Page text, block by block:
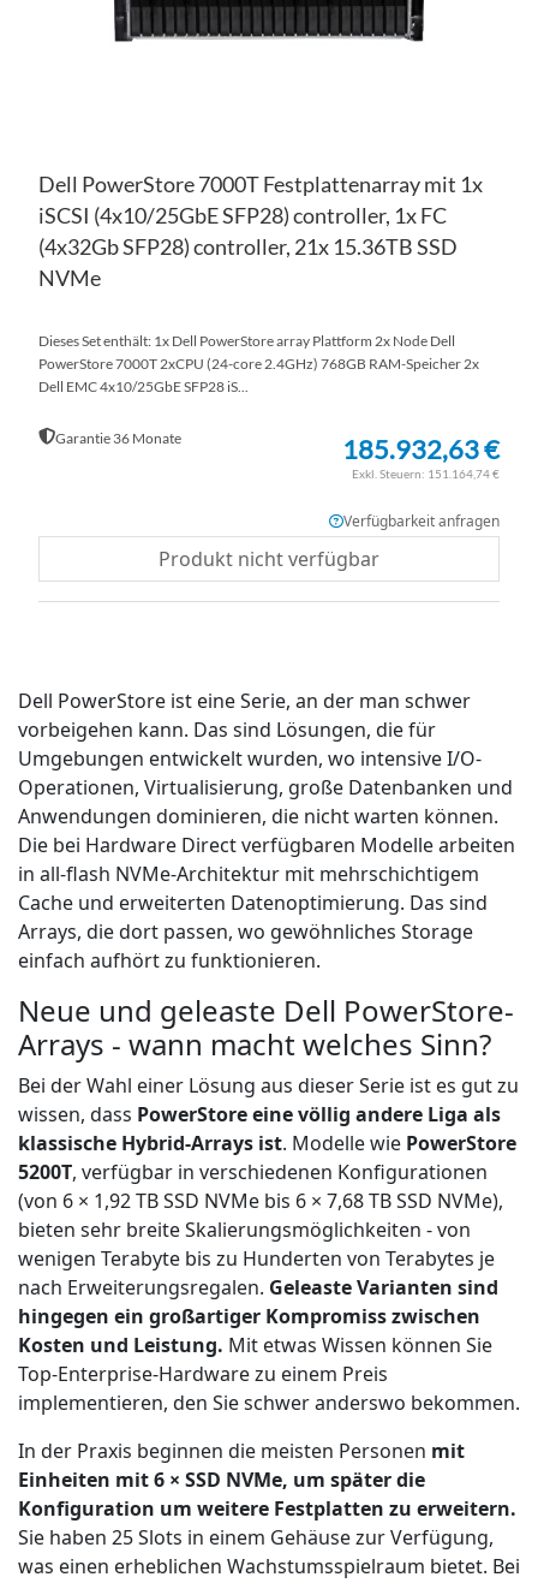
Dell PowerStore 7000T Festplattenarray mit 1x
iSCSI (4x10/25GbE SFP28) controller, 1x FC
(4x32Gb SFP28) controller, 21x 15.36TB SSD
NVMe
Dieses Set enthält: 1x Dell PowerStore array Plattform 2x Node Dell
PowerStore 7000T 2xCPU (24-core 2.4GHz) 768GB RAM-Speicher 2x
Dell EMC 4x10/25GbE SFP28 iS...
Garantie 36 Monate 185.932,63 €
151.164,74 €
Verfügbarkeit anfragen
Produkt nicht verfügbar
Dell PowerStore ist eine Serie, an der man schwer
vorbeigehen kann. Das sind Lösungen, die für
Umgebungen entwickelt wurden, wo intensive I/O-
Operationen, Virtualisierung, große Datenbanken und
Anwendungen dominieren, die nicht warten können.
Die bei Hardware Direct verfügbaren Modelle arbeiten
in all-flash NVMe-Architektur mit mehrschichtigem
Cache und erweiterten Datenoptimierung. Das sind
Arrays, die dort passen, wo gewöhnliches Storage
einfach aufhört zu funktionieren.
Neue und geleaste Dell PowerStore-
Arrays - wann macht welches Sinn?
Bei der Wahl einer Lösung aus dieser Serie ist es gut zu
wissen, dass PowerStore eine völlig andere Liga als
klassische Hybrid-Arrays ist. Modelle wie PowerStore
5200T, verfügbar in verschiedenen Konfigurationen
(von 6 × 1,92 TB SSD NVMe bis 6 × 7,68 TB SSD NVMe),
bieten sehr breite Skalierungsmöglichkeiten - von
wenigen Terabyte bis zu Hunderten von Terabytes je
nach Erweiterungsregalen. Geleaste Varianten sind
hingegen ein großartiger Kompromiss zwischen
Kosten und Leistung. Mit etwas Wissen können Sie
Top-Enterprise-Hardware zu einem Preis
implementieren, den Sie schwer anderswo bekommen.
In der Praxis beginnen die meisten Personen mit
Einheiten mit 6 × SSD NVMe, um später die
Konfiguration um weitere Festplatten zu erweitern.
Sie haben 25 Slots in einem Gehäuse zur Verfügung,
was einen erheblichen Wachstumsspielraum bietet. Bei